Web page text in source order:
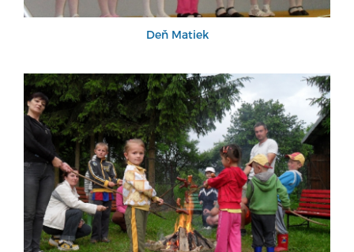
Deň Matiek